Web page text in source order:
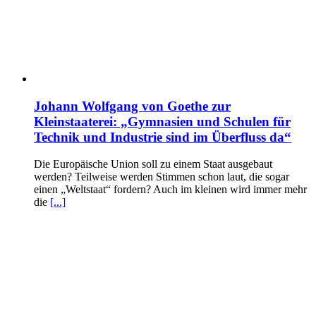
Johann Wolfgang von Goethe zur
Kleinstaaterei: „Gymnasien und Schulen für
Technik und Industrie sind im Überfluss da“
Die Europäische Union soll zu einem Staat ausgebaut
werden? Teilweise werden Stimmen schon laut, die sogar
einen „Weltstaat“ fordern? Auch im kleinen wird immer mehr
die [...]